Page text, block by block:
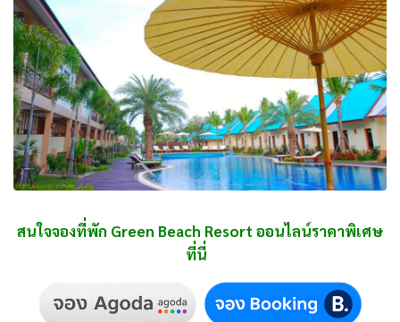
สนใจจองที่พัก Green Beach Resort ออนไลน์ราคาพิเศษ
ที่นี่